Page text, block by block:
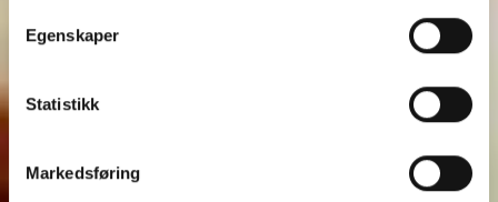
Egenskaper
Statistikk
Markedsføring